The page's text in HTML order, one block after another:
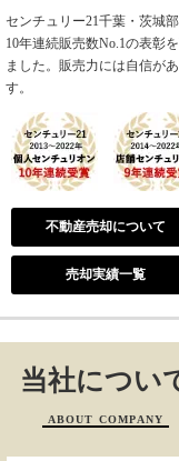
センチュリー21千葉・茨城
10年連続販売数No.1の表彰
ました。販売力には自信が
す。
不動産売却について
売却実績一覧
当社につい
ABOUT COMPANY